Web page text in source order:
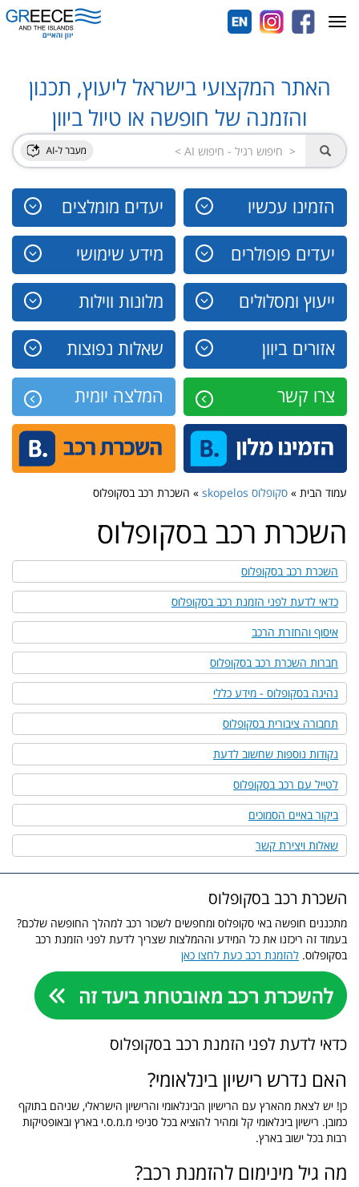
האתר המקצועי בישראל ליעוץ, תכנון
והזמנה של חופשה או טיול ביוון
הזמינו עכשיו יעדים מומלצים
יעדים פופולרים מידע שימושי
ייעוץ ומסלולים מלונות ווילות
אזורים ביוון שאלות נפוצות
צרו קשר המלצה יומית
Toggle
navigation
עמוד הבית » סקופלוס skopelos » השכרת רכב בסקופלוס
השכרת רכב בסקופלוס
השכרת רכב בסקופלוס
כדאי לדעת לפני הזמנת רכב בסקופלוס
איסוף והחזרת הרכב
חברות השכרת רכב בסקופלוס
נהיגה בסקופלוס - מידע כללי
תחבורה ציבורית בסקופלוס
נקודות נוספות שחשוב לדעת
לטייל עם רכב בסקופלוס
ביקור באיים הסמוכים
שאלות ויצירת קשר
השכרת רכב בסקופלוס
מתכננים חופשה באי סקופלוס ומחפשים לשכור רכב למהלך החופשה שלכם?
בעמוד זה ריכזנו את כל המידע וההמלצות שצריך לדעת לפני הזמנת רכב
בסקופלוס. להזמנת רכב כעת לחצו כאן
כדאי לדעת לפני הזמנת רכב בסקופלוס
האם נדרש רישיון בינלאומי?
כן! יש לצאת מהארץ עם הרישיון הבינלאומי והרישיון הישראלי, שניהם בתוקף
כמובן. רישיון בינלאומי קל ומהיר להוציא בכל סניפי מ.מ.ס.י בארץ ובאופטיקות
רבות בכל ישוב בארץ.
מה גיל מינימום להזמנת רכב?